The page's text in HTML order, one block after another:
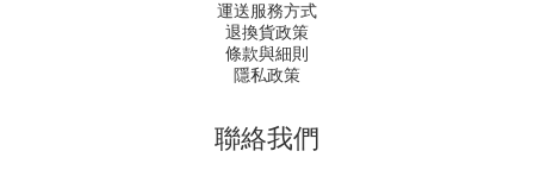
運送服務方式
退換貨政策
條款與細則
隱私政策
聯絡我們